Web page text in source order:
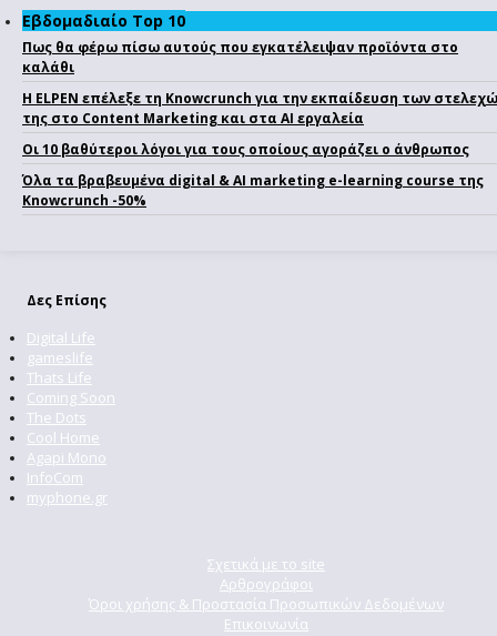
Εβδομαδιαίο Top 10
Πως θα φέρω πίσω αυτούς που εγκατέλειψαν προϊόντα στο
καλάθι
Η ELPEN επέλεξε τη Knowcrunch για την εκπαίδευση των
της στο Content Marketing και στα AI εργαλεία
Οι 10 βαθύτεροι λόγοι για τους οποίους αγοράζει ο άνθρωπος
Όλα τα βραβευμένα digital & AI marketing e-learning course της
Knowcrunch -50%
Δες Επίσης
Digital Life
gameslife
Thats Life
Coming Soon
The Dots
Cool Home
Agapi Mono
InfoCom
myphone.gr
Σχετικά με το site
Αρθρογράφοι
Όροι χρήσης & Προστασία Προσωπικών Δεδομένων
Επικοινωνία